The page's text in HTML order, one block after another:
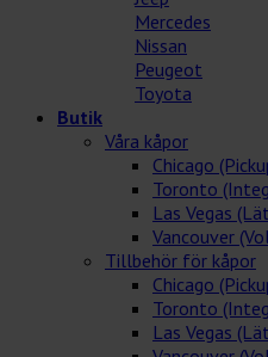
Mercedes
Nissan
Peugeot
Toyota
Butik
Våra kåpor
Chicago
Toronto
Las Vegas
Vancouver
Tillbehör för kåpor
Chicago
Toronto
Las Vegas